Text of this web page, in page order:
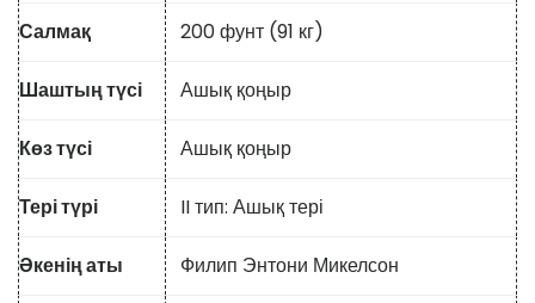
Салмақ 200 фунт (91 кг)
Шаштың түсі Ашық қоңыр
Көз түсі Ашық қоңыр
Тері түрі II тип: Ашық тері
Әкенің аты Филип Энтони Микелсон